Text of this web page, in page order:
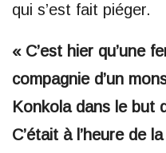
qui s’est fait piéger.
« C’est hier qu’une
compagnie d’un
Konkola dans le but
C’était à l’heure de